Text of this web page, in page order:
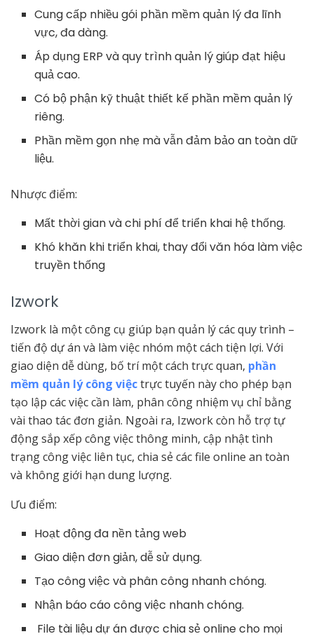
Cung cấp nhiều gói phần mềm quản lý đa lĩnh
vực, đa dàng.
Áp dụng ERP và quy trình quản lý giúp đạt hiệu
quả cao.
Có bộ phận kỹ thuật thiết kế phần mềm quản lý
riêng.
Phần mềm gọn nhẹ mà vẫn đảm bảo an toàn dữ
liệu.
Nhược điểm:
Mất thời gian và chi phí để triển khai hệ thống.
Khó khăn khi triển khai, thay đổi văn hóa làm việc
truyền thống
Izwork
Izwork là một công cụ giúp bạn quản lý các quy trình –
tiến độ dự án và làm việc nhóm một cách tiện lợi. Với
giao diện dễ dùng, bố trí một cách trực quan, phần
mềm quản lý công việctrực tuyến này cho phép bạn
tạo lập các việc cần làm, phân công nhiệm vụ chỉ bằng
vài thao tác đơn giản. Ngoài ra, Izwork còn hỗ trợ tự
động sắp xếp công việc thông minh, cập nhật tình
trạng công việc liên tục, chia sẻ các file online an toàn
và không giới hạn dung lượng.
Ưu điểm:
Hoạt động đa nền tảng web
Giao diện đơn giản, dễ sử dụng.
Tạo công việc và phân công nhanh chóng.
Nhận báo cáo công việc nhanh chóng.
File tài liệu dự án được chia sẻ online cho mọi